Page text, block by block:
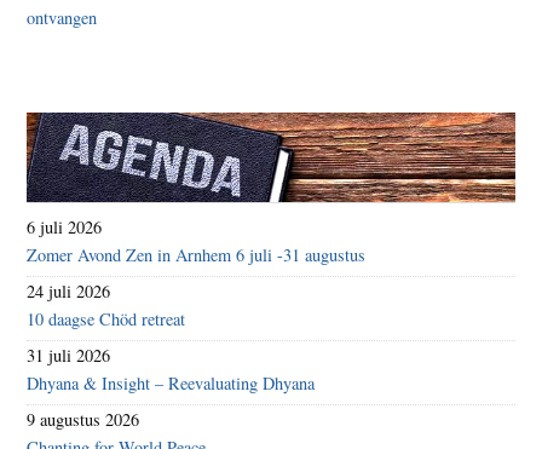
6 juli 2026
Zomer Avond Zen in Arnhem 6 juli -31 augustus
24 juli 2026
10 daagse Chöd retreat
31 juli 2026
Dhyana & Insight – Reevaluating Dhyana
9 augustus 2026